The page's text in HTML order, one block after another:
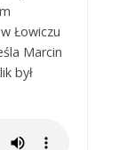
Łowiczu
Marcin
był